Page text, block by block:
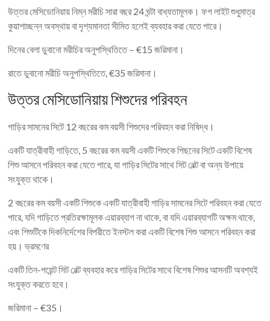
উত্তর মেসিডোনিয়ায় নিম্ন মরীচি সারা বছর 24 ঘন্টা বাধ্যতামূলক। ফগ লাইট শুধুমাত্র
কুয়াশাচ্ছন্ন অবস্থায় বা দৃশ্যমানতা সীমিত হলেই ব্যবহার করা যেতে পারে।
দিনের বেলা ডুবানো মরীচির অনুপস্থিতিতে – €15 জরিমানা।
রাতে ডুবানো মরীচি অনুপস্থিতিতে, €35 জরিমানা।
উত্তর মেসিডোনিয়ায় শিশুদের পরিবহন
গাড়ির সামনের সিটে 12 বছরের কম বয়সী শিশুদের পরিবহন করা নিষিদ্ধ।
একটি যাত্রীবাহী গাড়িতে, 5 বছরের কম বয়সী একটি শিশুকে পিছনের সিটে একটি বিশেষ
শিশু আসনে পরিবহন করা যেতে পারে, যা গাড়ির সিটের সাথে সিট বেল্ট বা অন্য উপায়ে
সংযুক্ত থাকে।
2 বছরের কম বয়সী একটি শিশুকে একটি যাত্রীবাহী গাড়ির সামনের সিটে পরিবহন করা যেতে
পারে, যদি গাড়িতে প্রতিরক্ষামূলক এয়ারব্যাগ না থাকে, বা যদি এয়ারব্যাগটি অক্ষম থাকে,
এবং শিশুটিকে দিকনির্দেশের বিপরীতে ইনস্টল করা একটি বিশেষ শিশু আসনে পরিবহন করা
হয়। ভ্রমণের
একটি তিন-পয়েন্ট সিট বেল্ট ব্যবহার করে গাড়ির সিটের সাথে বিশেষ শিশুর আসনটি অবশ্যই
সংযুক্ত করতে হবে।
জরিমানা – €35।